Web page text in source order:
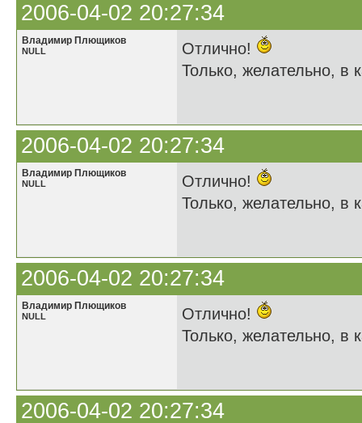
2006-04-02 20:27:34
Владимир Плющиков
NULL
Отлично!
Только, желательно, в
2006-04-02 20:27:34
Владимир Плющиков
NULL
Отлично!
Только, желательно, в
2006-04-02 20:27:34
Владимир Плющиков
NULL
Отлично!
Только, желательно, в
2006-04-02 20:27:34